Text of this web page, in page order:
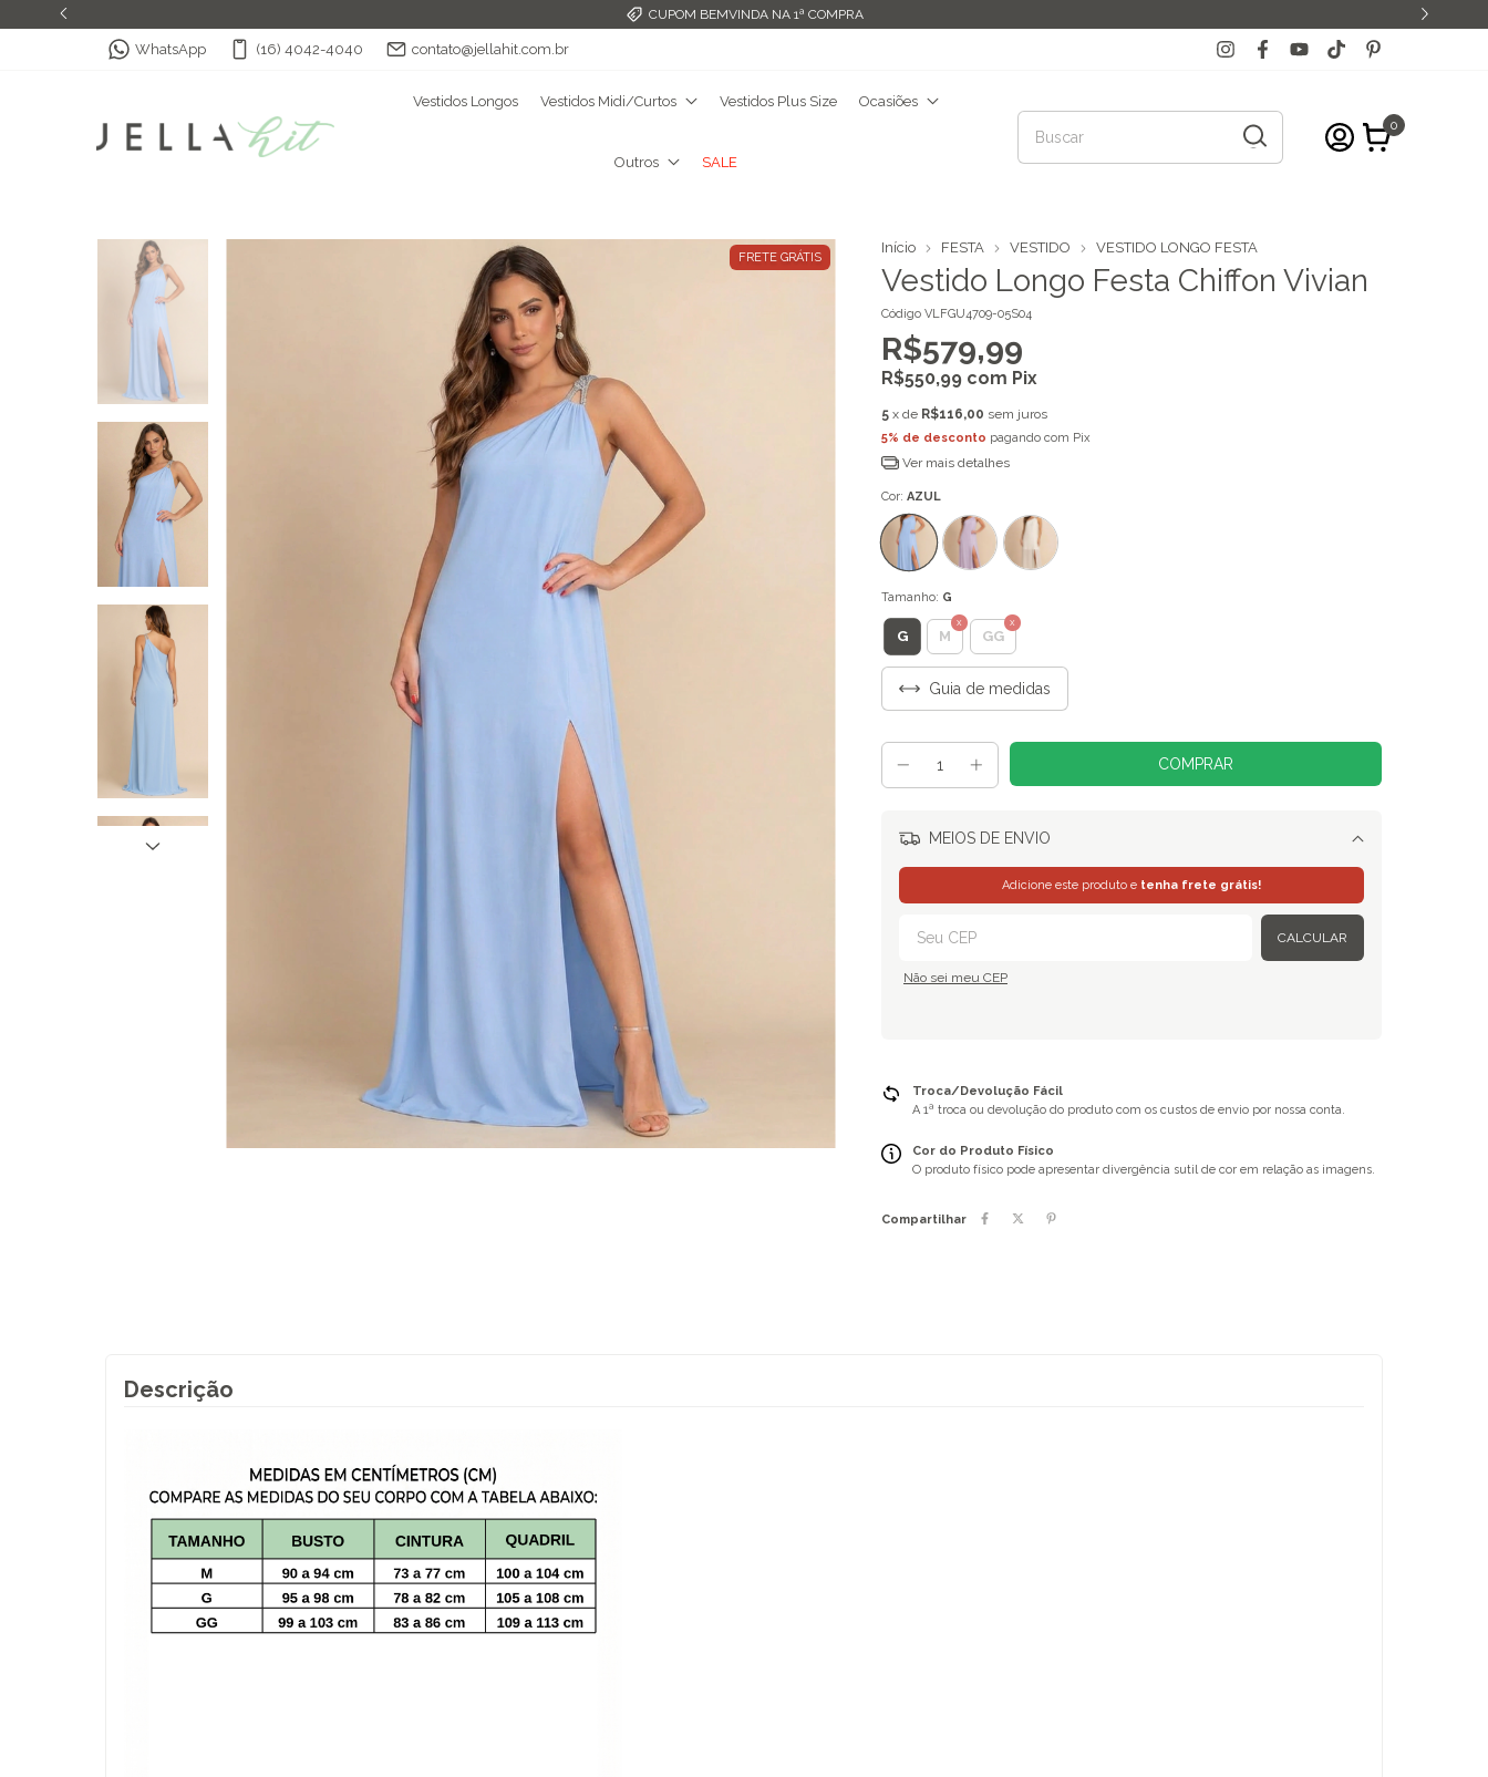
FRETE GRÁTIS ACIMA DE R$349,99
WhatsApp (16) 4042-4040 contato@jellahit.com.br
Vestidos Longos Vestidos Midi/Curtos Vestidos Plus Size Ocasiões
Outros SALE
0
FRETE GRÁTIS
Início FESTA VESTIDO VESTIDO LONGO FESTA
Vestido Longo Festa Chiffon Vivian
Código VLFGU4709-05S04
R$579,99
R$550,99 com Pix
5 x de R$116,00 sem juros
5% de desconto pagando com Pix
Ver mais detalhes
Cor: AZUL
Tamanho: G
G M GG
Guia de medidas
MEIOS DE ENVIO
Alterar CEP
Adicione este produto e tenha frete grátis!
CALCULAR
Não sei meu CEP
Troca/Devolução Fácil
A 1ª troca ou devolução do produto com os custos de envio por nossa conta.
Cor do Produto Físico
O produto físico pode apresentar divergência sutil de cor em relação as imagens.
Compartilhar
Descrição